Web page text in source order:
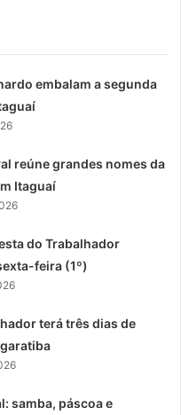
embalam a segunda
reúne grandes nomes da
Itaguaí
do Trabalhador
feira (1º)
terá três dias de
samba, páscoa e